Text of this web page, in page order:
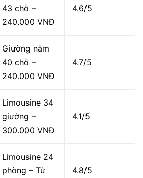
43 chỗ –
240.000 VNĐ
4.6/5
Giường nằm
40 chỗ –
240.000 VNĐ
4.7/5
Limousine 34
giường –
300.000 VNĐ
4.1/5
Limousine 24
phòng – Từ
4.8/5